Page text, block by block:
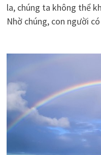
la, chúng ta không thể
Nhờ chúng, con người